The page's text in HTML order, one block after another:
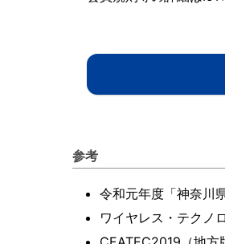
参考
令和元年度「神奈川
ワイヤレス・テクノ